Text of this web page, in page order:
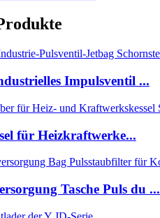
Impulsventil ...
für Heizkraftwerke...
Tasche Puls du ...